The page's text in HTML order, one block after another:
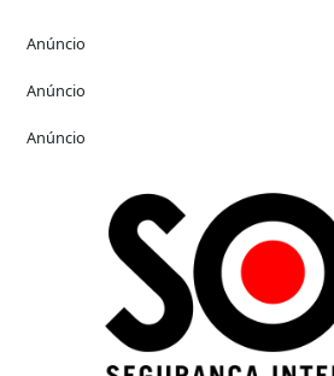
Anúncio
Anúncio
Anúncio